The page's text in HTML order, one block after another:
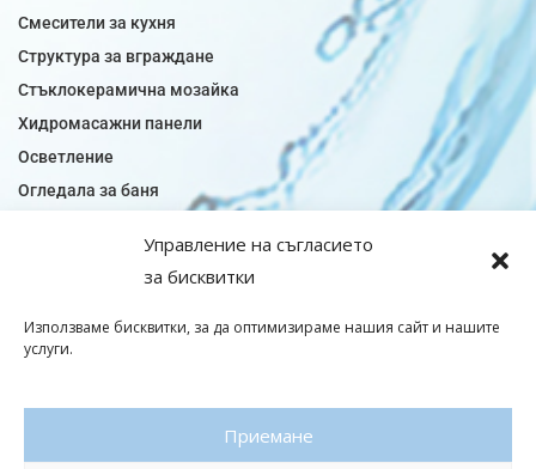
Управление на съгласието
за бисквитки
Използваме бисквитки, за да оптимизираме нашия сайт и нашите
услуги.
Приемане
Смесители за кухня
Структура за вграждане
Стъклокерамична мозайка
Хидромасажни панели
Осветление
Огледала за баня
Плочки за кухня
Подови лентова сифони
Подови плочки